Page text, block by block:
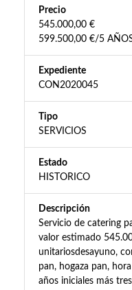
Precio
545.000,00 €
599.500,00 €/5
Expediente
CON2020045
Tipo
SERVICIOS
Estado
HISTORICO
Descripción
Servicio de catering
valor estimado
unitariosdesayuno,
pan, hogaza pan,
años iniciales más